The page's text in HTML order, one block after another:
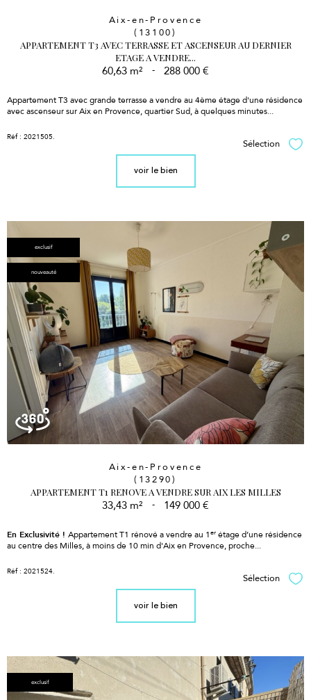
Aix-en-Provence
(13100)
APPARTEMENT T3 AVEC TERRASSE ET ASCENSEUR AU DERNIER
ETAGE A VENDRE...
60,63 m² - 288 000 €
Appartement T3 avec grande terrasse a vendre au 4ème étage d'une résidence
avec ascenseur sur Aix en Provence, quartier Sud, à quelques minutes...
Réf : 2021505.
Sélection
voir le bien
exclusif
nouveauté
Aix-en-Provence
(13290)
APPARTEMENT T1 RENOVE A VENDRE SUR AIX LES MILLES
33,43 m² - 149 000 €
En Exclusivité ! Appartement T1 rénové a vendre au 1er étage d’une résidence
au centre des Milles, à moins de 10 min d'Aix en Provence, proche...
Réf : 2021524.
Sélection
voir le bien
exclusif